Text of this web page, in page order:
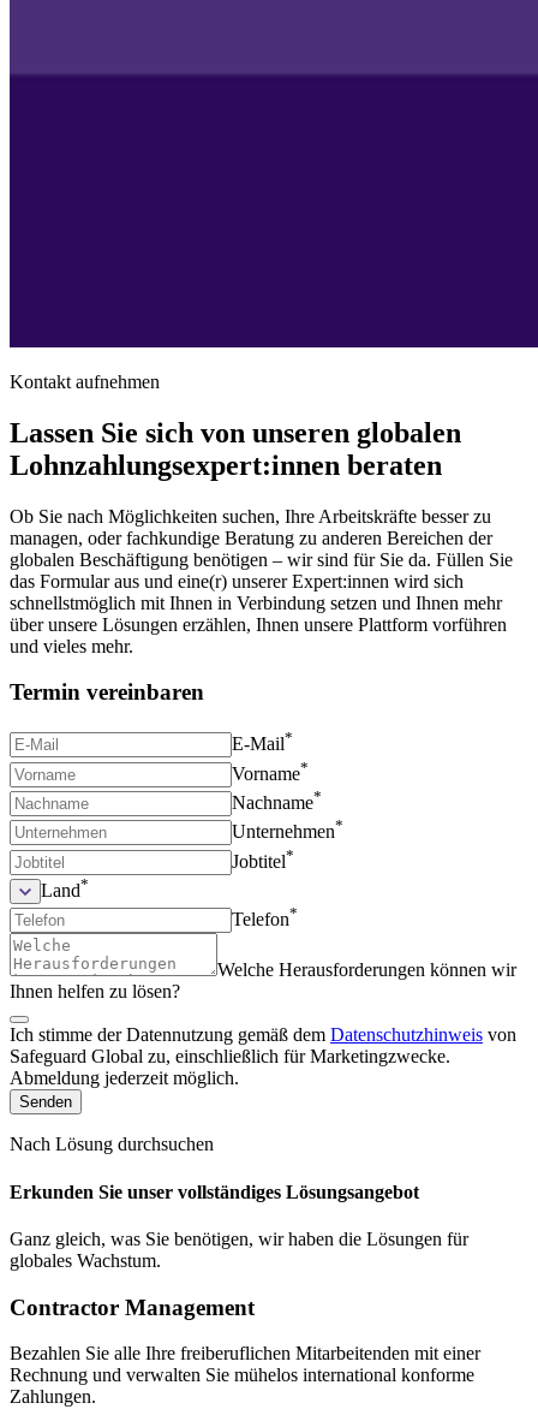
Kontakt aufnehmen
Lassen Sie sich von unseren globalen
Lohnzahlungsexpert:innen beraten
Ob Sie nach Möglichkeiten suchen, Ihre Arbeitskräfte besser zu
managen, oder fachkundige Beratung zu anderen Bereichen der
globalen Beschäftigung benötigen – wir sind für Sie da. Füllen Sie
das Formular aus und eine(r) unserer Expert:innen wird sich
schnellstmöglich mit Ihnen in Verbindung setzen und Ihnen mehr
über unsere Lösungen erzählen, Ihnen unsere Plattform vorführen
und vieles mehr.
Termin vereinbaren
E-Mail*
Vorname*
Nachname*
Unternehmen*
Jobtitel*
Land*
Telefon*
Welche Herausforderungen können wir
Ihnen helfen zu lösen?
Ich stimme der Datennutzung gemäß dem Datenschutzhinweis von
Safeguard Global zu, einschließlich für Marketingzwecke.
Abmeldung jederzeit möglich.
Senden
Nach Lösung durchsuchen
Erkunden Sie unser vollständiges Lösungsangebot
Ganz gleich, was Sie benötigen, wir haben die Lösungen für
globales Wachstum.
Contractor Management
Bezahlen Sie alle Ihre freiberuflichen Mitarbeitenden mit einer
Rechnung und verwalten Sie mühelos international konforme
Zahlungen.